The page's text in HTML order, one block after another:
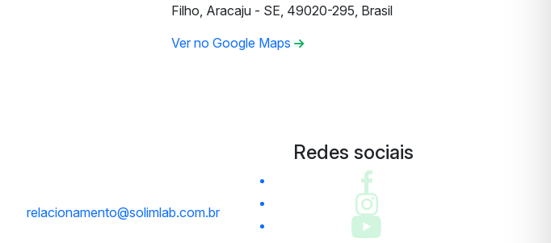
Filho, Aracaju - SE, 49020-295, Brasil
Ver no Google Maps
relacionamento@solimlab.com.br
Redes sociais